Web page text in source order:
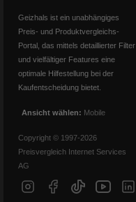
Geizhals ist ein unabhängiges
Preis- und Produktvergleichs-
Portal, das mittels detaillierter Filter
und vielfältiger Features eine
optimale Hilfestellung bei der
Kaufentscheidung bietet.
Ansicht wählen: Mobile
Copyright © 1997-2026
Preisvergleich Internet Services
AG